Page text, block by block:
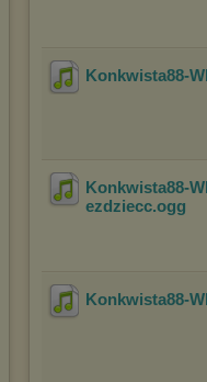
Konkwista88-
Konkwista88-
ezdziecc.ogg
Konkwista88-